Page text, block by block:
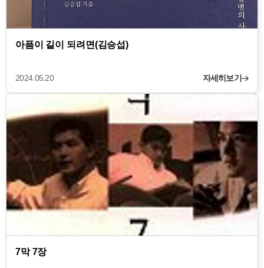
아픔이 길이 되려면(김승섭)
2024.05.20 자세히보기
7막 7장